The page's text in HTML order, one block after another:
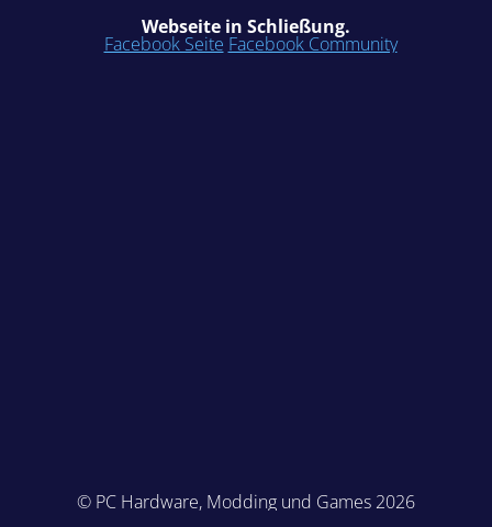
Webseite in Schließung.
Facebook Seite Facebook Community
© PC Hardware, Modding und Games 2026